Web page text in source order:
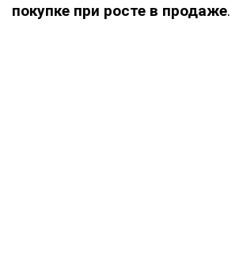
покупке при росте в продаже.